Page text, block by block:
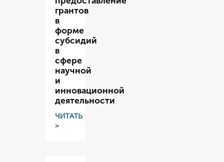
грантов
в
форме
субсидий
в
сфере
научной
и
инновационной
деятельности
ЧИТАТЬ
>